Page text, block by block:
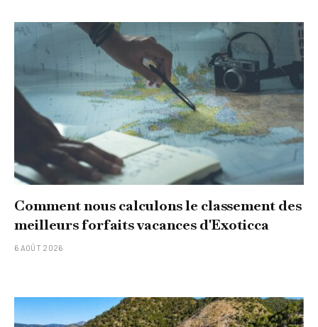
Comment nous calculons le classement des
meilleurs forfaits vacances d'Exoticca
6 AOÛT 2026